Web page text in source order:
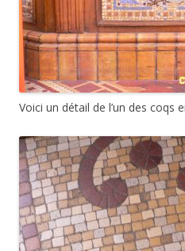
Ces mosaïques portent la
Billancourt – Paris », l’un des